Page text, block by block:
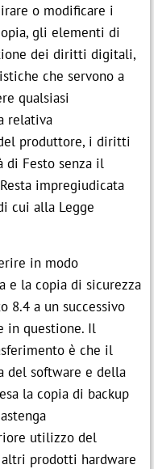
o modificare i
gli elementi di
dei diritti digitali,
che servono a
qualsiasi
relativa
produttore, i diritti
Festo senza il
impregiudicata
cui alla Legge
in modo
e la copia di sicurezza
8.4 a un successivo
in questione. Il
è che il
del software e della
la copia di backup
utilizzo del
prodotti hardware